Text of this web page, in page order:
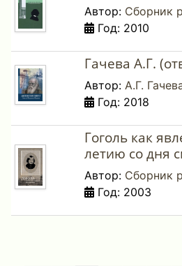
Автор: Сборник
Год: 2010
Гачева А.Г.
Автор: А.Г.
Год: 2018
Гоголь как
летию со дня
Автор: Сборник
Год: 2003